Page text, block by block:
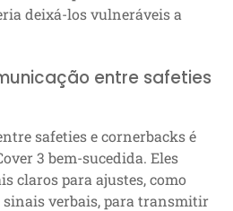
deixá-los vulneráveis a
entre safeties
safeties e cornerbacks é
3 bem-sucedida. Eles
claros para ajustes, como
sinais verbais, para transmitir